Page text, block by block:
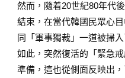
然而，隨着20世紀80年代
結束，在當代韓國民眾心
同「軍事獨裁」一道被掃
如此，突然復活的「緊急
準備，這也從側面反映出